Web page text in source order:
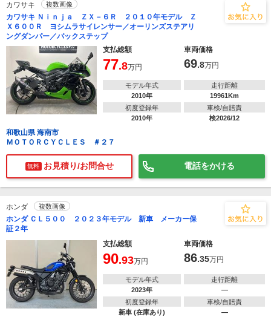
カワサキ 複数画像
カワサキ Ｎｉｎｊａ ＺＸ－６Ｒ ２０１０年モデル Ｚ
Ｘ６００Ｒ ヨシムラサイレンサー／オーリンズステアリ
ングダンパー／バックステップ
支払総額
車両価格
77.8万円 69.8万円
モデル年式
2010年
走行距離
19961Km
初度登録年
2010年
車検/自賠責
検2026/12
和歌山県 海南市
ＭＯＴＯＲＣＹＣＬＥＳ ＃２７
無料 お見積り/お問合せ 電話をかける
ホンダ 複数画像
ホンダ ＣＬ５００ ２０２３年モデル 新車 メーカー保
証２年
支払総額
車両価格
90.93万円 86.35万円
モデル年式
2023年
走行距離
―
初度登録年
新車 (在庫あり)
車検/自賠責
―